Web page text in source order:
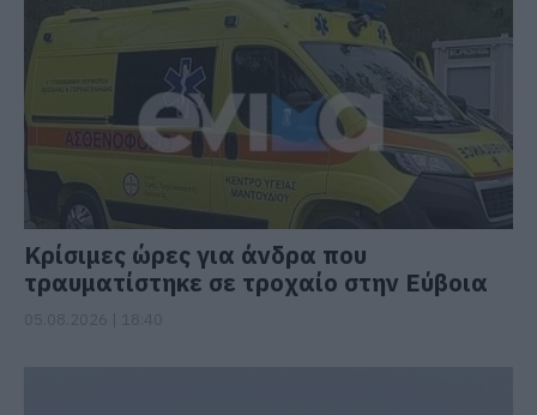
Κρίσιμες ώρες για άνδρα που
τραυματίστηκε σε τροχαίο στην Εύβοια